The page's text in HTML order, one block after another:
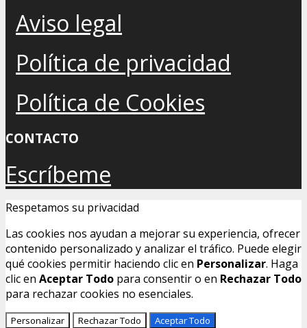
Aviso legal
Política de privacidad
Política de Cookies
CONTACTO
Escríbeme
Respetamos su privacidad
Las cookies nos ayudan a mejorar su experiencia, ofrecer
contenido personalizado y analizar el tráfico. Puede elegir
qué cookies permitir haciendo clic en Personalizar. Haga
clic en Aceptar Todo para consentir o en Rechazar Todo
para rechazar cookies no esenciales.
Personalizar Rechazar Todo Aceptar Todo